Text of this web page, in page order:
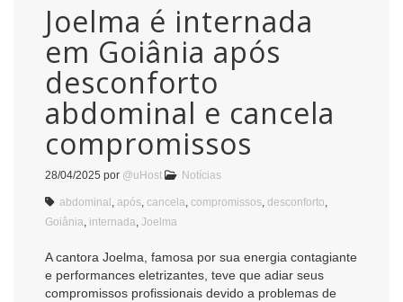
Joelma é internada
em Goiânia após
desconforto
abdominal e cancela
compromissos
28/04/2025 por @uHost Notícias
abdominal após cancela compromissos desconforto
Goiânia internada Joelma
A cantora Joelma, famosa por sua energia contagiante
e performances eletrizantes, teve que adiar seus
compromissos profissionais devido a problemas de